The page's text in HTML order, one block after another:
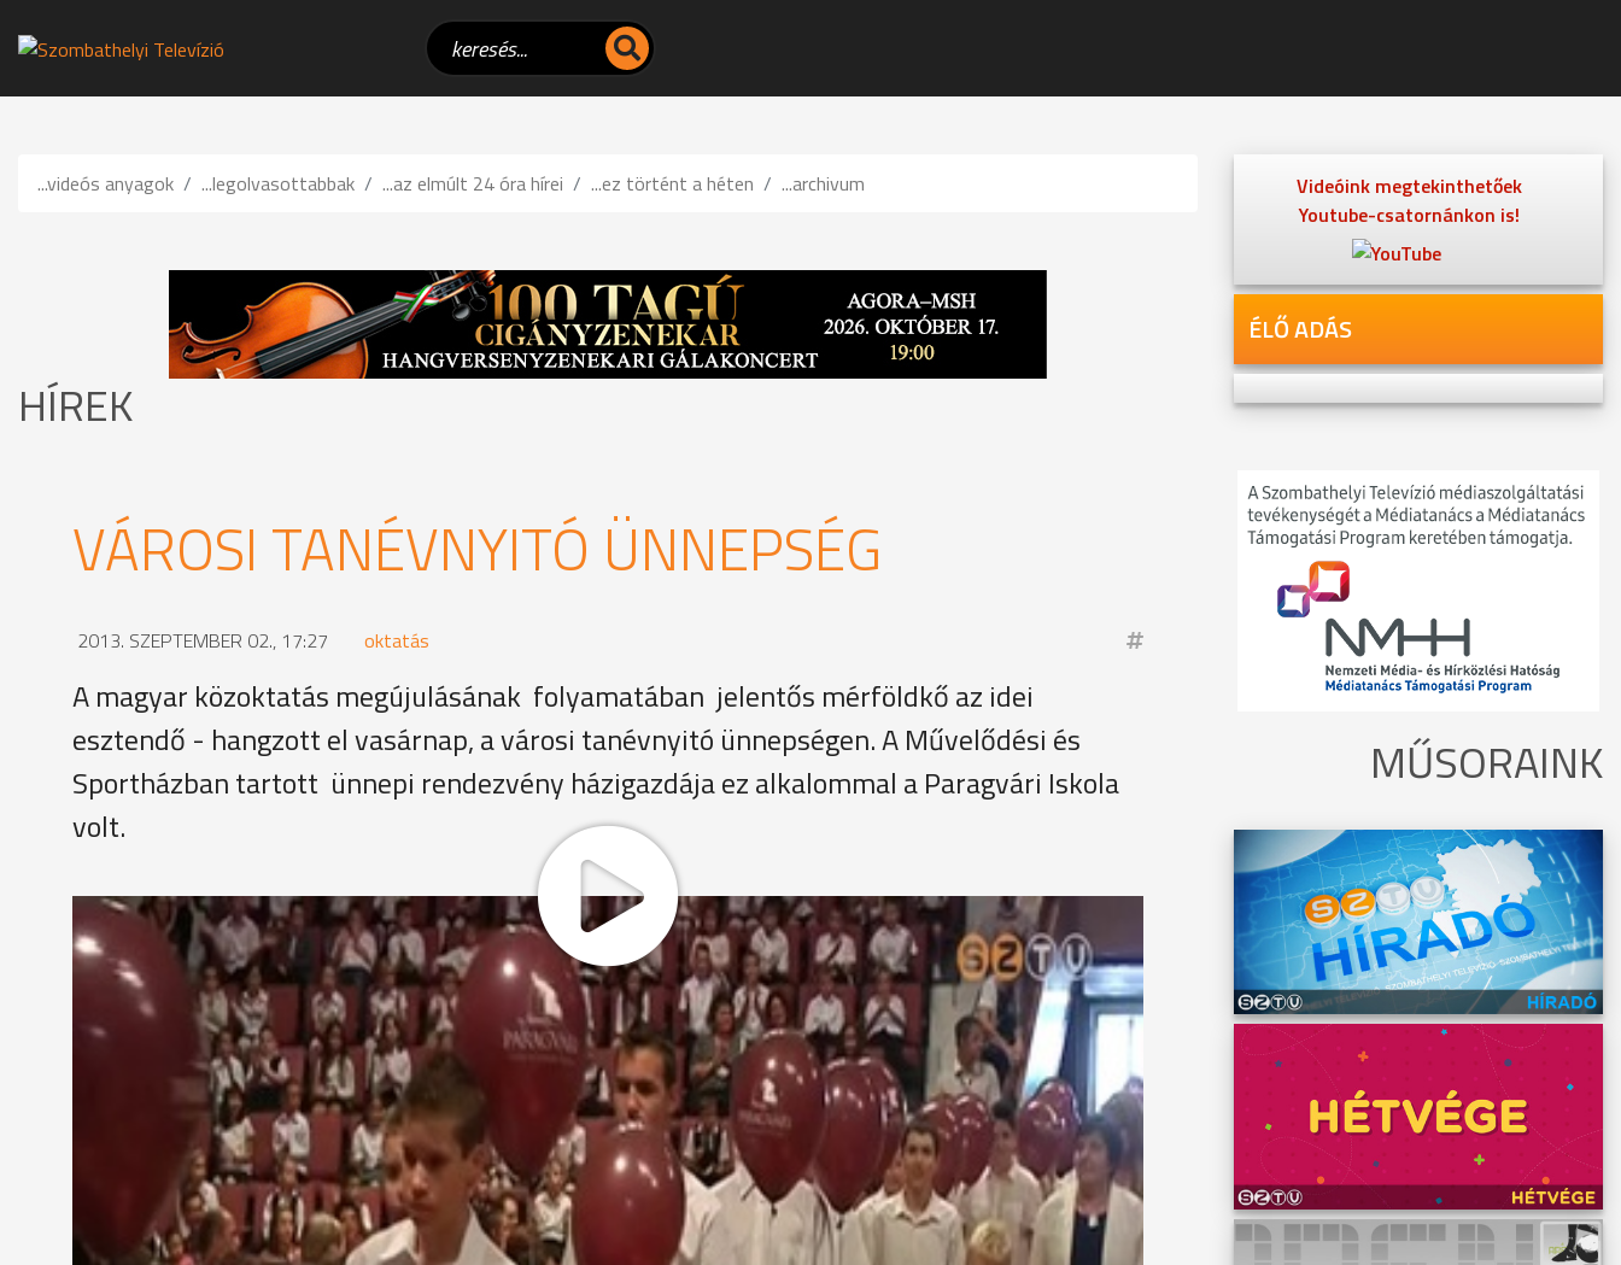
...videós anyagok ...legolvasottabbak ...az elmúlt 24 óra hírei ...ez történt a héten ...archivum
HÍREK
VÁROSI TANÉVNYITÓ ÜNNEPSÉG
2013. SZEPTEMBER 02., 17:27 oktatás
A magyar közoktatás megújulásának folyamatában jelentős mérföldkő az idei
esztendő - hangzott el vasárnap, a városi tanévnyitó ünnepségen. A Művelődési és
Sportházban tartott ünnepi rendezvény házigazdája ez alkalommal a Paragvári Iskola
volt.
Színes lufikkal, kicsit megilletődve vonultak be az ünnepségre a Paragvári Iskola elsősei. Velük együtt 700-an kezdik
az új tanévet az intézményben.
"Az iskola dolga, hogy megtanítson bennünket, hogyan kell tanulnunk.Hogy felkeltse a tudás iránti
étvágyunkat,hogy megtanítson bennünket a jól végzett munka örömére és az alkotás izgalmára."
Vas megye kormánymegbízottja Szentgyörgyi Albert szavaival köszöntötte a résztvevőket, majd a város
polgármestere szólt az új tanévben várható változásokról,amelyek a nevelőmunkát és a pedagógusok bérezését is
"A pedagógus életpálya modell bevezetésével jelentősen emelkedik a tanárok bére.Átlagosan plusz négyhavi bér jut
a pedagógusoknak."
Videóink megtekinthetőek
Youtube-csatornánkon is!
ÉLŐ ADÁS
MŰSORAINK